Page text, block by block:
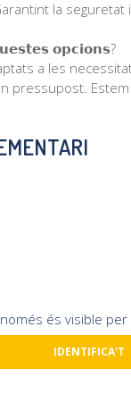
la seguretat
𝗼𝗽𝗰𝗶𝗼𝗻𝘀?⁣
a les
pressupost.
és visible per
IDENTIFICA'T